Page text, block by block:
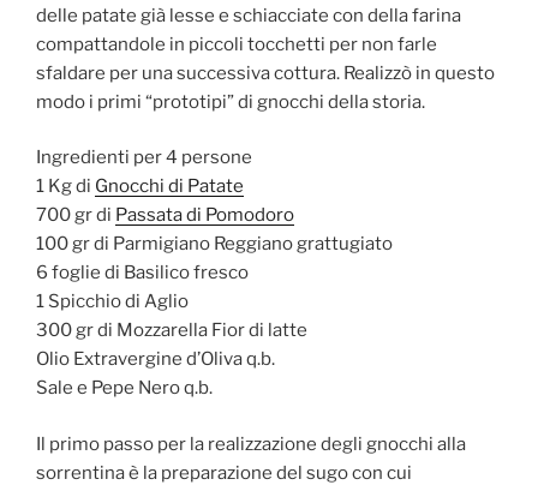
delle patate già lesse e schiacciate con della farina
compattandole in piccoli tocchetti per non farle
sfaldare per una successiva cottura. Realizzò in questo
modo i primi “prototipi” di gnocchi della storia.
Ingredienti per 4 persone
1 Kg di Gnocchi di Patate
700 gr di Passata di Pomodoro
100 gr di Parmigiano Reggiano grattugiato
6 foglie di Basilico fresco
1 Spicchio di Aglio
300 gr di Mozzarella Fior di latte
Olio Extravergine d’Oliva q.b.
Sale e Pepe Nero q.b.
Il primo passo per la realizzazione degli gnocchi alla
sorrentina è la preparazione del sugo con cui